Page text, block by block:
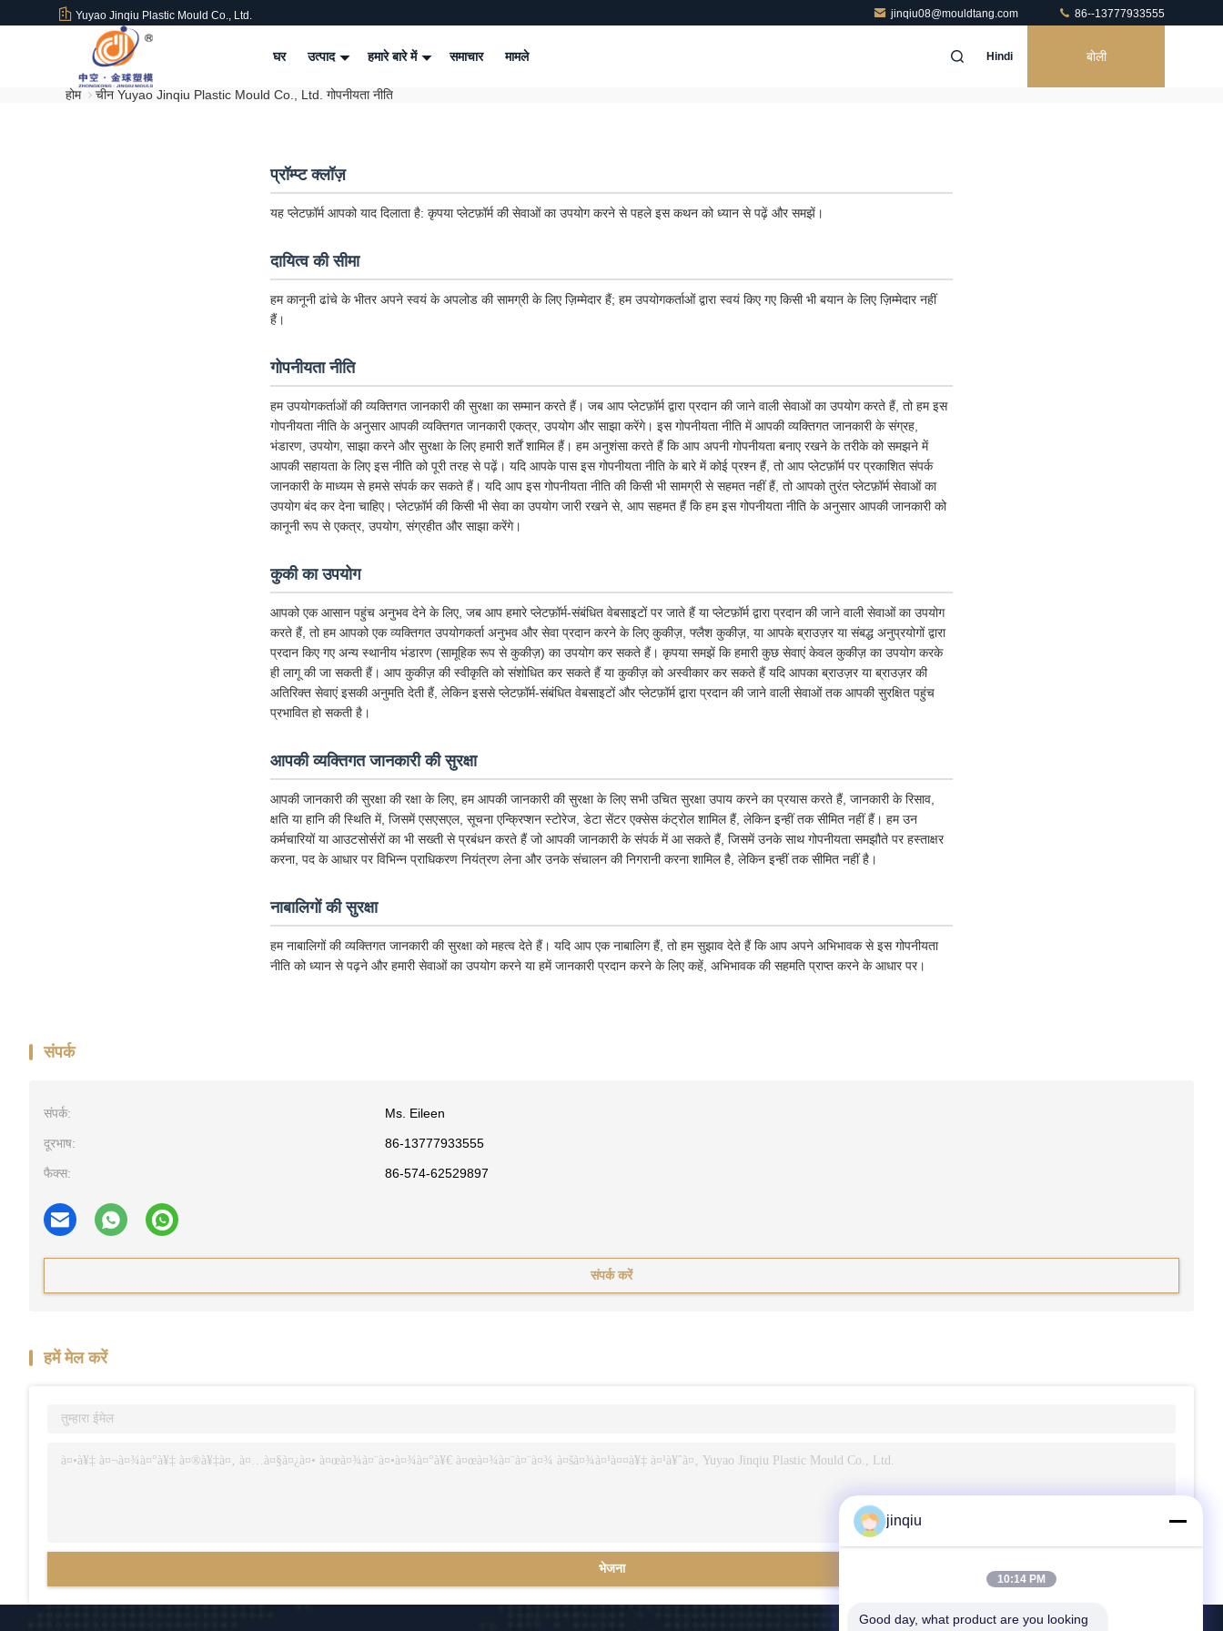
Yuyao Jinqiu Plastic Mould Co., Ltd. jinqiu08@mouldtang.com 86--13777933555
घर उत्पाद हमारे बारे में समाचार मामले Hindi बोली
होम चीन Yuyao Jinqiu Plastic Mould Co., Ltd. गोपनीयता नीति
प्रॉम्प्ट क्लॉज़
यह प्लेटफ़ॉर्म आपको याद दिलाता है: कृपया प्लेटफ़ॉर्म की सेवाओं का उपयोग करने से पहले इस कथन को ध्यान से पढ़ें और समझें।
दायित्व की सीमा
हम कानूनी ढांचे के भीतर अपने स्वयं के अपलोड की सामग्री के लिए ज़िम्मेदार हैं; हम उपयोगकर्ताओं द्वारा स्वयं किए गए किसी भी बयान के लिए ज़िम्मेदार नहीं
हैं।
गोपनीयता नीति
हम उपयोगकर्ताओं की व्यक्तिगत जानकारी की सुरक्षा का सम्मान करते हैं। जब आप प्लेटफ़ॉर्म द्वारा प्रदान की जाने वाली सेवाओं का उपयोग करते हैं, तो हम इस
गोपनीयता नीति के अनुसार आपकी व्यक्तिगत जानकारी एकत्र, उपयोग और साझा करेंगे। इस गोपनीयता नीति में आपकी व्यक्तिगत जानकारी के संग्रह,
भंडारण, उपयोग, साझा करने और सुरक्षा के लिए हमारी शर्तें शामिल हैं। हम अनुशंसा करते हैं कि आप अपनी गोपनीयता बनाए रखने के तरीके को समझने में
आपकी सहायता के लिए इस नीति को पूरी तरह से पढ़ें। यदि आपके पास इस गोपनीयता नीति के बारे में कोई प्रश्न हैं, तो आप प्लेटफ़ॉर्म पर प्रकाशित संपर्क
जानकारी के माध्यम से हमसे संपर्क कर सकते हैं। यदि आप इस गोपनीयता नीति की किसी भी सामग्री से सहमत नहीं हैं, तो आपको तुरंत प्लेटफ़ॉर्म सेवाओं का
उपयोग बंद कर देना चाहिए। प्लेटफ़ॉर्म की किसी भी सेवा का उपयोग जारी रखने से, आप सहमत हैं कि हम इस गोपनीयता नीति के अनुसार आपकी जानकारी को
कानूनी रूप से एकत्र, उपयोग, संग्रहीत और साझा करेंगे।
कुकी का उपयोग
आपको एक आसान पहुंच अनुभव देने के लिए, जब आप हमारे प्लेटफ़ॉर्म-संबंधित वेबसाइटों पर जाते हैं या प्लेटफ़ॉर्म द्वारा प्रदान की जाने वाली सेवाओं का उपयोग
करते हैं, तो हम आपको एक व्यक्तिगत उपयोगकर्ता अनुभव और सेवा प्रदान करने के लिए कुकीज़, फ्लैश कुकीज़, या आपके ब्राउज़र या संबद्ध अनुप्रयोगों द्वारा
प्रदान किए गए अन्य स्थानीय भंडारण (सामूहिक रूप से कुकीज़) का उपयोग कर सकते हैं। कृपया समझें कि हमारी कुछ सेवाएं केवल कुकीज़ का उपयोग करके
ही लागू की जा सकती हैं। आप कुकीज़ की स्वीकृति को संशोधित कर सकते हैं या कुकीज़ को अस्वीकार कर सकते हैं यदि आपका ब्राउज़र या ब्राउज़र की
अतिरिक्त सेवाएं इसकी अनुमति देती हैं, लेकिन इससे प्लेटफ़ॉर्म-संबंधित वेबसाइटों और प्लेटफ़ॉर्म द्वारा प्रदान की जाने वाली सेवाओं तक आपकी सुरक्षित पहुंच
प्रभावित हो सकती है।
आपकी व्यक्तिगत जानकारी की सुरक्षा
आपकी जानकारी की सुरक्षा की रक्षा के लिए, हम आपकी जानकारी की सुरक्षा के लिए सभी उचित सुरक्षा उपाय करने का प्रयास करते हैं, जानकारी के रिसाव,
क्षति या हानि की स्थिति में, जिसमें एसएसएल, सूचना एन्क्रिप्शन स्टोरेज, डेटा सेंटर एक्सेस कंट्रोल शामिल हैं, लेकिन इन्हीं तक सीमित नहीं हैं। हम उन
कर्मचारियों या आउटसोर्सरों का भी सख्ती से प्रबंधन करते हैं जो आपकी जानकारी के संपर्क में आ सकते हैं, जिसमें उनके साथ गोपनीयता समझौते पर हस्ताक्षर
करना, पद के आधार पर विभिन्न प्राधिकरण नियंत्रण लेना और उनके संचालन की निगरानी करना शामिल है, लेकिन इन्हीं तक सीमित नहीं है।
नाबालिगों की सुरक्षा
हम नाबालिगों की व्यक्तिगत जानकारी की सुरक्षा को महत्व देते हैं। यदि आप एक नाबालिग हैं, तो हम सुझाव देते हैं कि आप अपने अभिभावक से इस गोपनीयता
नीति को ध्यान से पढ़ने और हमारी सेवाओं का उपयोग करने या हमें जानकारी प्रदान करने के लिए कहें, अभिभावक की सहमति प्राप्त करने के आधार पर।
संपर्क
संपर्क: Ms. Eileen
दूरभाष: 86-13777933555
फैक्स: 86-574-62529897
संपर्क करें
हमें मेल करें
भेजना
jinqiu
10:14 PM
Good day, what product are you looking